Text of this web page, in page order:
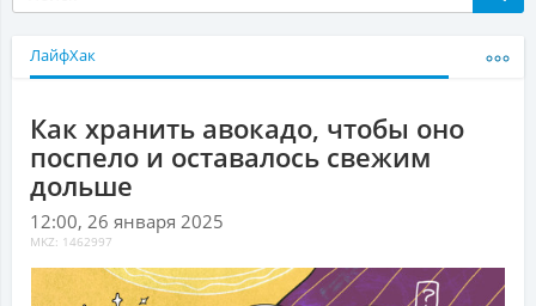
ЛайфХак
Как хранить авокадо, чтобы оно
поспело и оставалось свежим
дольше
12:00, 26 января 2025
MKZ: 1462997